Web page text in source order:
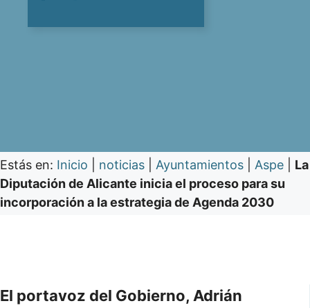
Estás en: Inicio noticias Ayuntamientos Aspe
La
Diputación de Alicante inicia el proceso para su
incorporación a la estrategia de Agenda 2030
El portavoz del Gobierno, Adrián